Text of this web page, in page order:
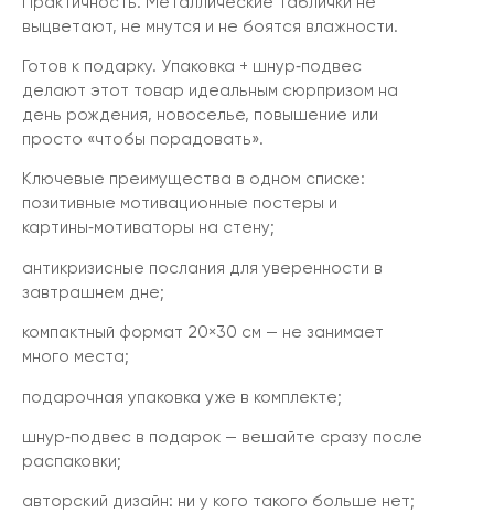
выцветают, не мнутся и не боятся влажности.
Готов к подарку. Упаковка + шнур‑подвес
делают этот товар идеальным сюрпризом на
день рождения, новоселье, повышение или
просто «чтобы порадовать».
Ключевые преимущества в одном списке:
позитивные мотивационные постеры и
картины‑мотиваторы на стену;
антикризисные послания для уверенности в
завтрашнем дне;
компактный формат 20×30 см — не занимает
много места;
подарочная упаковка уже в комплекте;
шнур‑подвес в подарок — вешайте сразу после
распаковки;
авторский дизайн: ни у кого такого больше нет;